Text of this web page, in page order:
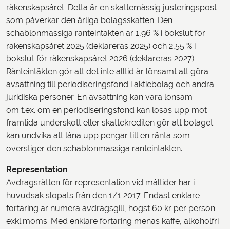
räkenskapsåret. Detta är en skattemässig justeringspost
som påverkar den årliga bolagsskatten. Den
schablonmässiga ränteintäkten är 1,96 % i bokslut för
räkenskapsåret 2025 (deklareras 2025) och 2,55 % i
bokslut för räkenskapsåret 2026 (deklareras 2027).
Ränteintäkten gör att det inte alltid är lönsamt att göra
avsättning till periodiseringsfond i aktiebolag och andra
juridiska personer. En avsättning kan vara lönsam
om t.ex. om en periodiseringsfond kan lösas upp mot
framtida underskott eller skattekrediten gör att bolaget
kan undvika att låna upp pengar till en ränta som
överstiger den schablonmässiga ränteintäkten.
Representation
Avdragsrätten för representation vid måltider har i
huvudsak slopats från den 1/1 2017. Endast enklare
förtäring är numera avdragsgill, högst 60 kr per person
exkl.moms. Med enklare förtäring menas kaffe, alkoholfri